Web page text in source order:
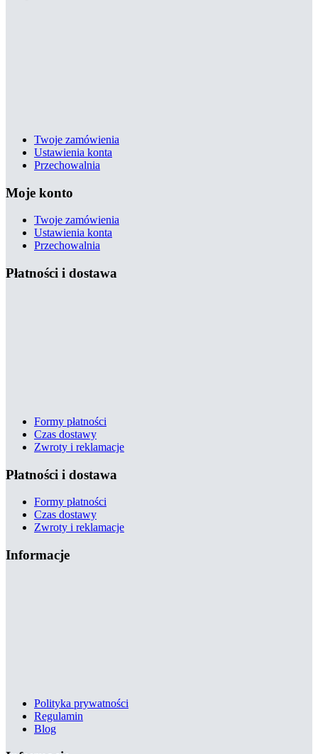
Twoje zamówienia
Ustawienia konta
Przechowalnia
Moje konto
Twoje zamówienia
Ustawienia konta
Przechowalnia
Płatności i dostawa
Formy płatności
Czas dostawy
Zwroty i reklamacje
Płatności i dostawa
Formy płatności
Czas dostawy
Zwroty i reklamacje
Informacje
Polityka prywatności
Regulamin
Blog